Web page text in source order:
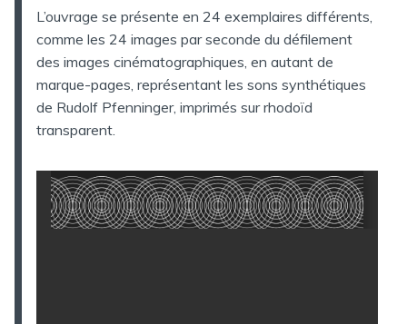
L’ouvrage se présente en 24 exemplaires différents,
comme les 24 images par seconde du défilement
des images cinématographiques, en autant de
marque-pages, représentant les sons synthétiques
de Rudolf Pfenninger, imprimés sur rhodoïd
transparent.